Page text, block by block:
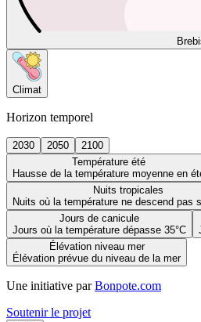
Climat
Horizon temporel
2030 2050
2100
Température été
Hausse de la température moyenne en
Nuits tropicales
Nuits où la température ne descend pas
Jours de canicule
Jours où la température dépasse 35°C
Élévation niveau mer
Élévation prévue du niveau de la mer
Une initiative par Bonpote.com
Soutenir le projet